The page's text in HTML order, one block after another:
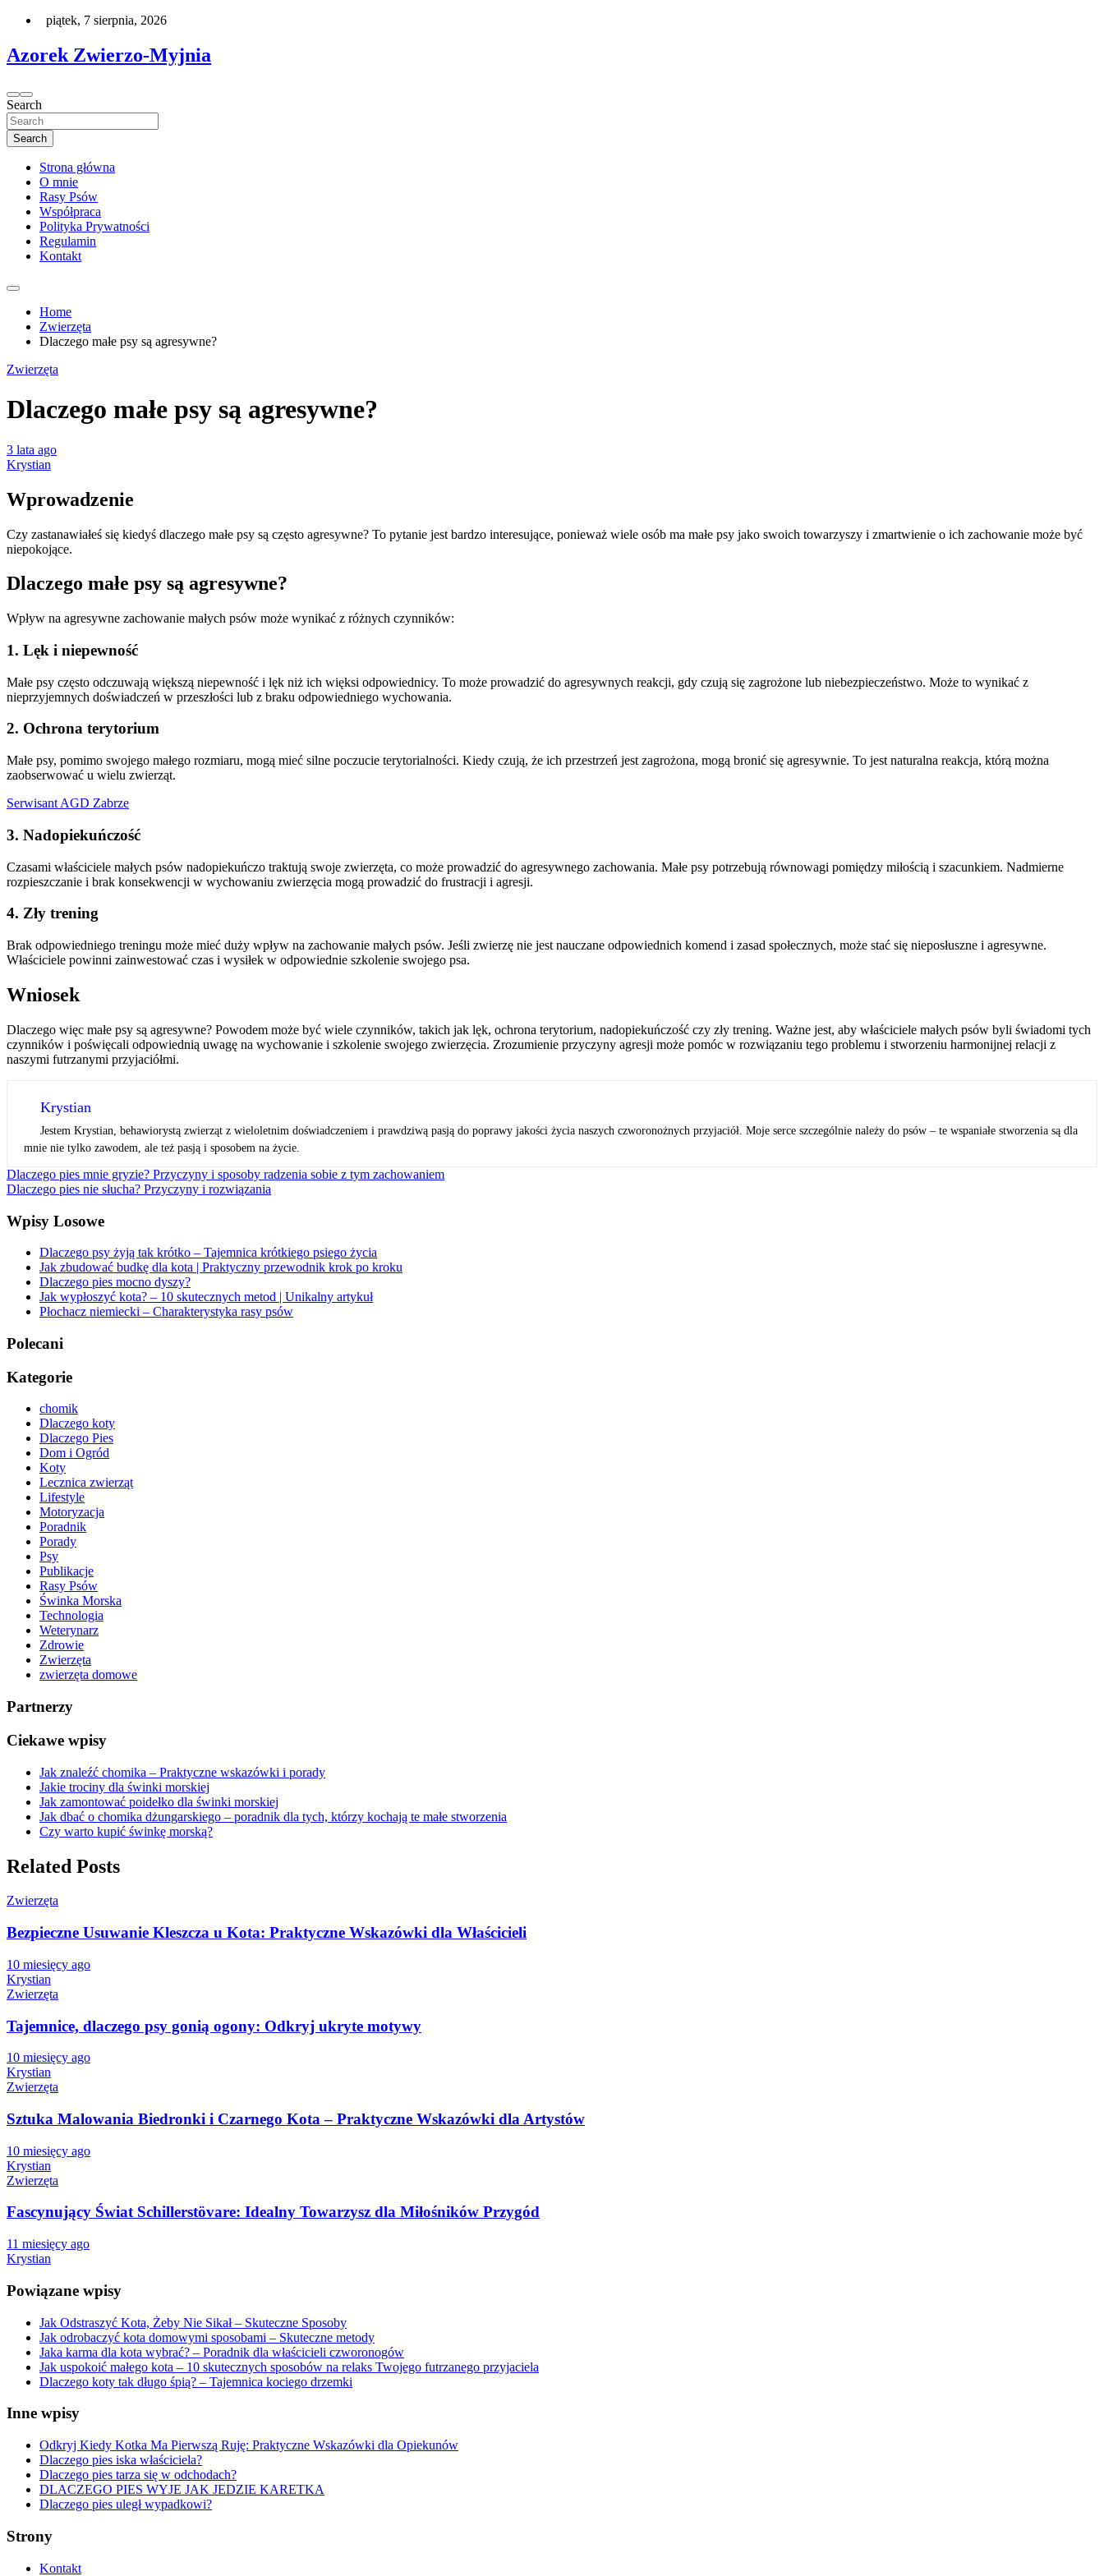
Skip
content
piątek, 7 sierpnia, 2026
Azorek Zwierzo-Myjnia
Search
Search
Strona główna
O mnie
Rasy Psów
Współpraca
Polityka Prywatności
Regulamin
Kontakt
Home
Zwierzęta
Dlaczego małe psy są agresywne?
Zwierzęta
Dlaczego małe psy są agresywne?
3 lata ago
Krystian
Wprowadzenie
Czy zastanawiałeś się kiedyś dlaczego małe psy są często agresywne? To pytanie jest bardzo interesujące, ponieważ wiele osób ma małe psy jako swoich towarzyszy i zmartwienie o ich zachowanie może być
niepokojące.
Dlaczego małe psy są agresywne?
Wpływ na agresywne zachowanie małych psów może wynikać z różnych czynników:
1. Lęk i niepewność
Małe psy często odczuwają większą niepewność i lęk niż ich więksi odpowiednicy. To może prowadzić do agresywnych reakcji, gdy czują się zagrożone lub niebezpieczeństwo. Może to wynikać z
nieprzyjemnych doświadczeń w przeszłości lub z braku odpowiedniego wychowania.
2. Ochrona terytorium
Małe psy, pomimo swojego małego rozmiaru, mogą mieć silne poczucie terytorialności. Kiedy czują, że ich przestrzeń jest zagrożona, mogą bronić się agresywnie. To jest naturalna reakcja, którą można
zaobserwować u wielu zwierząt.
Serwisant AGD Zabrze
3. Nadopiekuńczość
Czasami właściciele małych psów nadopiekuńczo traktują swoje zwierzęta, co może prowadzić do agresywnego zachowania. Małe psy potrzebują równowagi pomiędzy miłością i szacunkiem. Nadmierne
rozpieszczanie i brak konsekwencji w wychowaniu zwierzęcia mogą prowadzić do frustracji i agresji.
4. Zły trening
Brak odpowiedniego treningu może mieć duży wpływ na zachowanie małych psów. Jeśli zwierzę nie jest nauczane odpowiednich komend i zasad społecznych, może stać się nieposłuszne i agresywne.
Właściciele powinni zainwestować czas i wysiłek w odpowiednie szkolenie swojego psa.
Wniosek
Dlaczego więc małe psy są agresywne? Powodem może być wiele czynników, takich jak lęk, ochrona terytorium, nadopiekuńczość czy zły trening. Ważne jest, aby właściciele małych psów byli świadomi tych
czynników i poświęcali odpowiednią uwagę na wychowanie i szkolenie swojego zwierzęcia. Zrozumienie przyczyny agresji może pomóc w rozwiązaniu tego problemu i stworzeniu harmonijnej relacji z
naszymi futrzanymi przyjaciółmi.
Krystian
Jestem Krystian, behawiorystą zwierząt z wieloletnim doświadczeniem i prawdziwą pasją do poprawy jakości życia naszych czworonożnych przyjaciół. Moje serce szczególnie należy do psów – te wspaniałe stworzenia są dla
mnie nie tylko zawodem, ale też pasją i sposobem na życie.
Nawigacja
wpisu
Dlaczego pies mnie gryzie? Przyczyny i sposoby radzenia sobie z tym zachowaniem
Dlaczego pies nie słucha? Przyczyny i rozwiązania
Wpisy Losowe
Dlaczego psy żyją tak krótko – Tajemnica krótkiego psiego życia
Jak zbudować budkę dla kota | Praktyczny przewodnik krok po kroku
Dlaczego pies mocno dyszy?
Jak wypłoszyć kota? – 10 skutecznych metod | Unikalny artykuł
Płochacz niemiecki – Charakterystyka rasy psów
Polecani
Kategorie
chomik
Dlaczego koty
Dlaczego Pies
Dom i Ogród
Koty
Lecznica zwierząt
Lifestyle
Motoryzacja
Poradnik
Porady
Psy
Publikacje
Rasy Psów
Świnka Morska
Technologia
Weterynarz
Zdrowie
Zwierzęta
zwierzęta domowe
Partnerzy
Ciekawe wpisy
Jak znaleźć chomika – Praktyczne wskazówki i porady
Jakie trociny dla świnki morskiej
Jak zamontować poidełko dla świnki morskiej
Jak dbać o chomika dżungarskiego – poradnik dla tych, którzy kochają te małe stworzenia
Czy warto kupić świnkę morską?
Related Posts
Zwierzęta
Bezpieczne Usuwanie Kleszcza u Kota: Praktyczne Wskazówki dla Właścicieli
10 miesięcy ago
Krystian
Zwierzęta
Tajemnice, dlaczego psy gonią ogony: Odkryj ukryte motywy
10 miesięcy ago
Krystian
Zwierzęta
Sztuka Malowania Biedronki i Czarnego Kota – Praktyczne Wskazówki dla Artystów
10 miesięcy ago
Krystian
Zwierzęta
Fascynujący Świat Schillerstövare: Idealny Towarzysz dla Miłośników Przygód
11 miesięcy ago
Krystian
Powiązane wpisy
Jak Odstraszyć Kota, Żeby Nie Sikał – Skuteczne Sposoby
Jak odrobaczyć kota domowymi sposobami – Skuteczne metody
Jaka karma dla kota wybrać? – Poradnik dla właścicieli czworonogów
Jak uspokoić małego kota – 10 skutecznych sposobów na relaks Twojego futrzanego przyjaciela
Dlaczego koty tak długo śpią? – Tajemnica kociego drzemki
Inne wpisy
Odkryj Kiedy Kotka Ma Pierwszą Ruję: Praktyczne Wskazówki dla Opiekunów
Dlaczego pies iska właściciela?
Dlaczego pies tarza się w odchodach?
DLACZEGO PIES WYJE JAK JEDZIE KARETKA
Dlaczego pies uległ wypadkowi?
Strony
Kontakt